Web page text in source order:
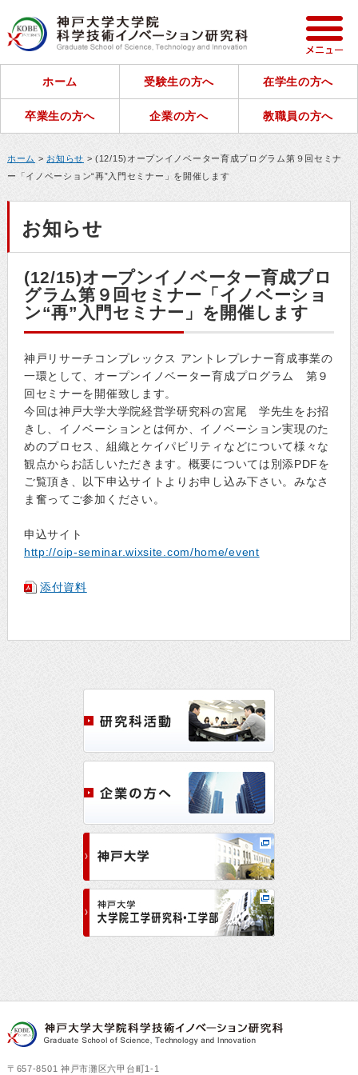
ホーム 受験生の方へ 在学生の方へ
卒業生の方へ 企業の方へ 教職員の方へ
ホーム > お知らせ > (12/15)オープンイノベーター育成プログラム第９回セミナ
ー「イノベーション“再”入門セミナー」を開催します
お知らせ
(12/15)オープンイノベーター育成プロ
グラム第９回セミナー「イノベーショ
ン“再”入門セミナー」を開催します
神戸リサーチコンプレックス アントレプレナー育成事業の
一環として、オープンイノベーター育成プログラム 第９
回セミナーを開催致します。
今回は神戸大学大学院経営学研究科の宮尾 学先生をお招
きし、イノベーションとは何か、イノベーション実現のた
めのプロセス、組織とケイパビリティなどについて様々な
観点からお話しいただきます。概要については別添PDFを
ご覧頂き、以下申込サイトよりお申し込み下さい。みなさ
ま奮ってご参加ください。
申込サイト
http://oip-seminar.wixsite.com/home/event
添付資料
〒657-8501 神戸市灘区六甲台町1-1